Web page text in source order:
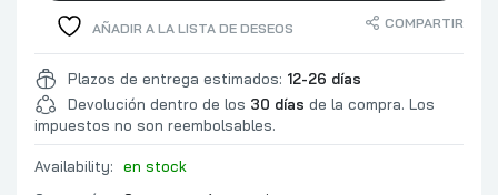
AÑADIR A LA LISTA DE DESEOS COMPARTIR
Plazos de entrega estimados: 12-26 días
Devolución dentro de los 30 días de la compra. Los
impuestos no son reembolsables.
Availability:
en stock